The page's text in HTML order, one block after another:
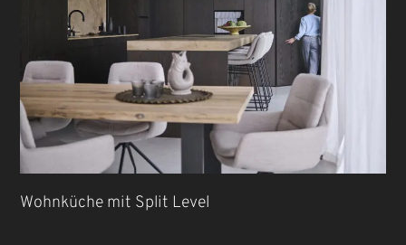
Wohnküche mit Split Level